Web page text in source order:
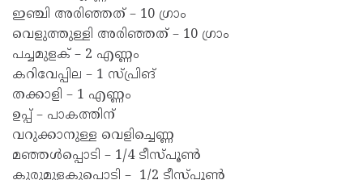
ഇഞ്ചി അരിഞ്ഞത് – 10 ഗ്രാം
വെളുത്തുള്ളി അരിഞ്ഞത് – 10 ഗ്രാം
പച്ചമുളക് – 2 എണ്ണം
കറിവേപ്പില – 1 സ്പ്രിങ്
തക്കാളി – 1 എണ്ണം
ഉപ്പ് – പാകത്തിന്
വറുക്കാനുള്ള വെളിച്ചെണ്ണ
മഞ്ഞൾപ്പൊടി – 1/4 ടീസ്പൂൺ
കുരുമുളകുപൊടി – 1/2 ടീസ്പൂൺ